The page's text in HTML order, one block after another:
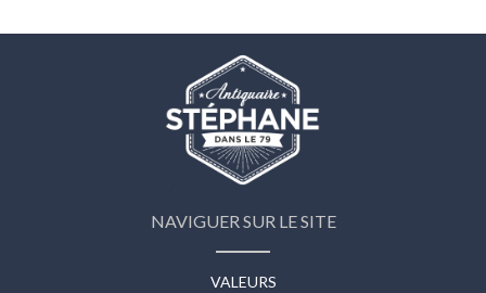
NAVIGUER SUR LE SITE
VALEURS